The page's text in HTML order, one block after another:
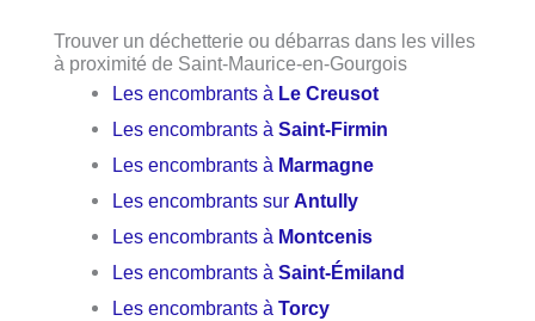
Trouver un déchetterie ou débarras dans les villes
à proximité de Saint-Maurice-en-Gourgois
Les encombrants à Le Creusot
Les encombrants àSaint-Firmin
Les encombrants à Marmagne
Les encombrants surAntully
Les encombrants à Montcenis
Les encombrants àSaint-Émiland
Les encombrants àTorcy